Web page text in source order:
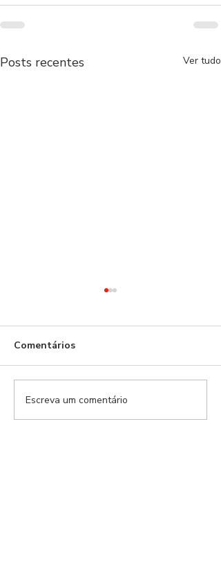
Posts recentes Ver tudo
Modalidades Benfica |
EP.159
Comentários
Escreva um comentário